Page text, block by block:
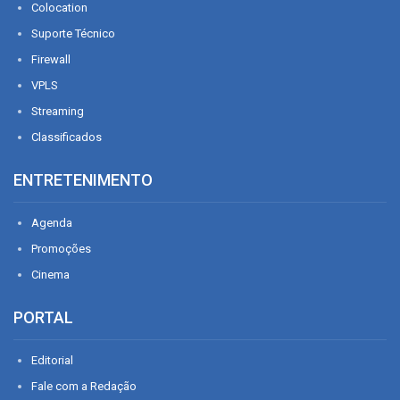
Colocation
Suporte Técnico
Firewall
VPLS
Streaming
Classificados
ENTRETENIMENTO
Agenda
Promoções
Cinema
PORTAL
Editorial
Fale com a Redação